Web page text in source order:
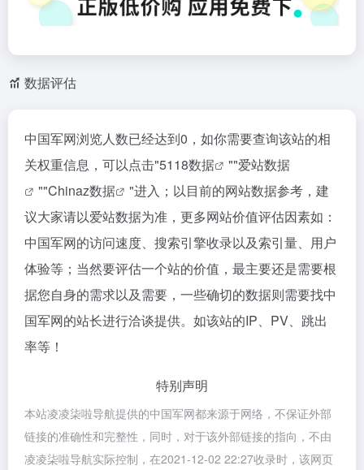
数据评估
中国军网浏览人数已经达到0，如你需要查询该站的相
关权重信息，可以点击"5118数据 ""爱站数据
""Chinaz数据
"进入；以目前的网站数据参考，建
议大家请以爱站数据为准，更多网站价值评估因素如：
中国军网的访问速度、搜索引擎收录以及索引量、用户
体验等；当然要评估一个站的价值，最主要还是需要根
据您自身的需求以及需要，一些确切的数据则需要找中
国军网的站长进行洽谈提供。如该站的IP、PV、跳出
率等！
特别声明
本站凌凌柒啦导航提供的中国军网都来源于网络，不保证外部
链接的准确性和完整性，同时，对于该外部链接的指向，不由
凌凌柒啦导航实际控制，在2021-12-02 22:27收录时，该网页